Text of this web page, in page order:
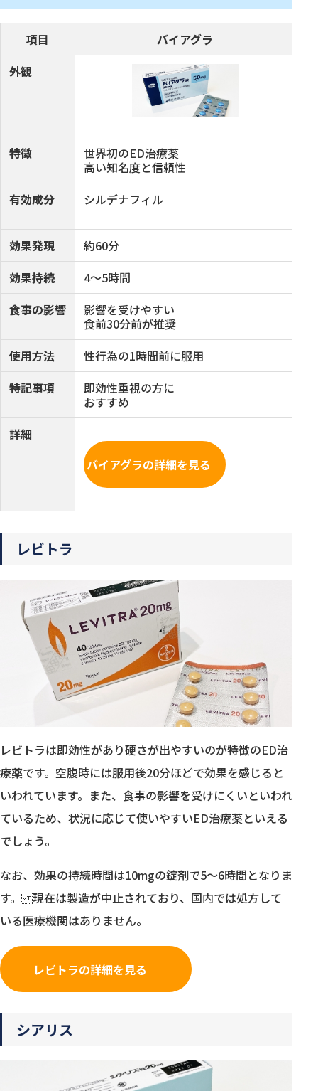
項目
バイアグラ
外観
特徴
世界初のED治療薬
高い知名度と信頼性
有効成分
シルデナフィル
効果発現 約60分
効果持続
4〜5時間
食事の影響
影響を受けやすい
食前30分前が推奨
使用方法
性行為の1時間前に服用
特記事項
即効性重視の方に
おすすめ
詳細
バイアグラの詳細を見る
レビトラ
レビトラは即効性があり硬さが出やすいのが特徴のED治
療薬です。空腹時には服用後20分ほどで効果を感じると
いわれています。また、食事の影響を受けにくいといわれ
ているため、状況に応じて使いやすいED治療薬といえる
でしょう。
なお、効果の持続時間は10mgの錠剤で5〜6時間となりま
す。 現在は製造が中止されており、国内では処方して
いる医療機関はありません。
レビトラの詳細を見る
シアリス